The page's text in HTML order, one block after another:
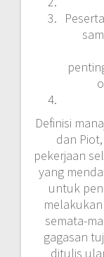
Definisi
dan
pekerjaan
yang
untuk
semata-
gagasan
ditulis